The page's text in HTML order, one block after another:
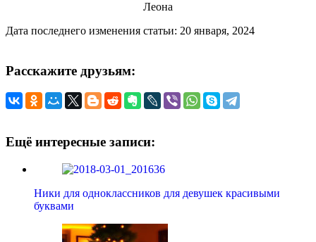
Леона
Дата последнего изменения статьи: 20 января, 2024
Расскажите друзьям:
Ещё интересные записи:
Ники для одноклассников для девушек красивыми
буквами